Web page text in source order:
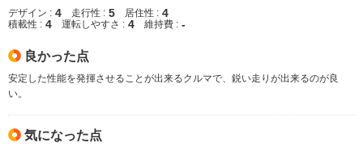
デザイン : 4 走行性 : 5 居住性 : 4
積載性 : 4 運転しやすさ : 4 維持費 : -
良かった点
安定した性能を発揮させることが出来るクルマで、鋭い走りが出来るのが良
い。
気になった点